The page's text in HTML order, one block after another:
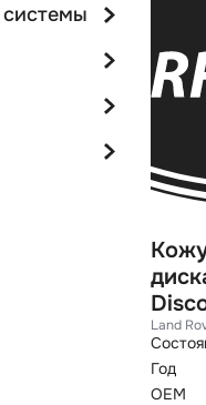
Land
Год
OEM